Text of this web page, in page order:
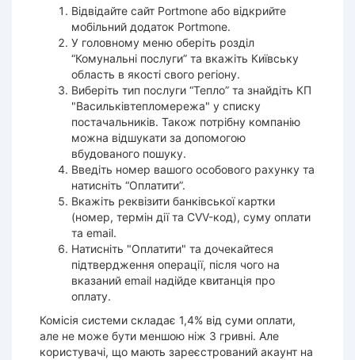
Відвідайте сайт Portmone або відкрийте
мобільний додаток Portmone.
У головному меню оберіть розділ
“Комунальні послуги” та вкажіть Київську
область в якості свого регіону.
Виберіть тип послуги “Тепло” та знайдіть КП
"Васильківтепломережа" у списку
постачальників. Також потрібну компанію
можна відшукати за допомогою
вбудованого пошуку.
Введіть номер вашого особового рахунку та
натисніть “Оплатити”.
Вкажіть реквізити банківської картки
(номер, термін дії та CVV-код), суму оплати
та email.
Натисніть "Оплатити" та дочекайтеся
підтвердження операції, після чого на
вказаний email надійде квитанція про
оплату.
Комісія системи складає 1,4% від суми оплати,
але не може бути меншою ніж 3 гривні. Але
користувачі, що мають зареєстрований акаунт на